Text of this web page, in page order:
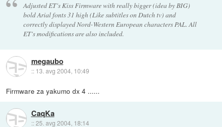
Adjusted ET's Kiss Firmware with really bigger (idea by BIG)
bold Arial fonts 31 high (Like subtitles on Dutch tv) and
correctly displayed Nord-Western European characters PAL. All
ET's modifications are also included.
megaubo
:: 13. avg 2004, 10:49
Firmware za yakumo dx 4 ......
CaqKa
::25. avg 2004, 18:14